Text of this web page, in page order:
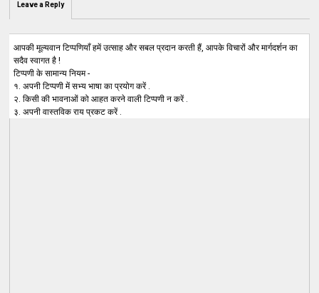
Leave a Reply
आपकी मूल्यवान टिप्पणियाँ हमें उत्साह और सबल प्रदान करती हैं, आपके विचारों और मार्गदर्शन का
सदैव स्वागत है !
टिप्पणी के सामान्य नियम -
१. अपनी टिप्पणी में सभ्य भाषा का प्रयोग करें .
२. किसी की भावनाओं को आहत करने वाली टिप्पणी न करें .
३. अपनी वास्तविक राय प्रकट करें .